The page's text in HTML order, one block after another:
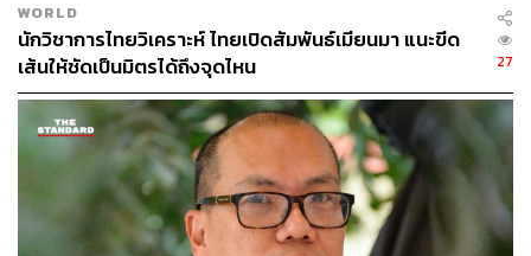
ใช้โอกาสรถไฟความเร็วสูงคุนหมิง-สิงคโปร์ เชื่อมการ
ลงทุนควบคู่
ขณะเดียวกัน เมื่อประเทศไทยซึ่งมีขนาดเศรษฐกิจใหญ่เป็น
อันดับ 2 ในภูมิภาค นอกจากจะเป็นจุดหมายปลายทางยอด
นิยมสำหรับนักท่องเที่ยวชาวจีน โดยคาดว่าจะมีผู้มาเยือน 5
ล้านคนในปีนี้แล้ว ยังเป็นแหล่งนำเข้าข้าวและผลไม้เมืองร้อน
ที่สำคัญ
WORLD
นักวิชาการไทยวิเคราะห์ ไทยเปิดสัมพันธ์เมียนมา แนะขีด
เส้นให้ชัดเป็นมิตรได้ถึงจุดไหน
27